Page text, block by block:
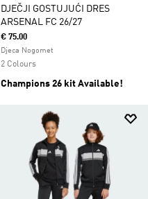
DJEČJI GOSTUJUĆI DRES
ARSENAL FC 26/27
€ 75.00
Djeca Nogomet
2 Colours
Champions 26 kit Available!